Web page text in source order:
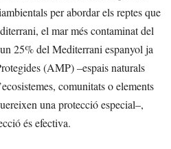
per abordar els reptes que
el mar més contaminat del
25% del Mediterrani espanyol ja
(AMP) –espais naturals
comunitats o elements
una protecció especial–,
és efectiva.